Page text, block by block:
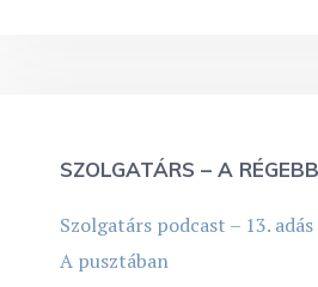
SZOLGATÁRS – A
Szolgatárs podcast – 13.
A pusztában